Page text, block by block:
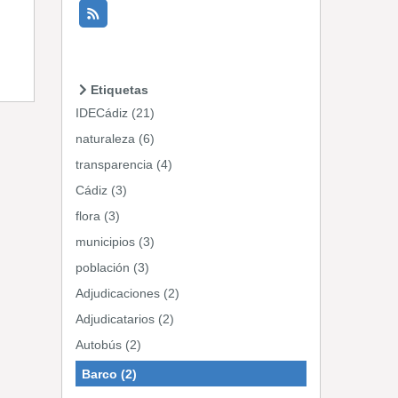
Etiquetas
IDECádiz (21)
naturaleza (6)
transparencia (4)
Cádiz (3)
flora (3)
municipios (3)
población (3)
Adjudicaciones (2)
Adjudicatarios (2)
Autobús (2)
Barco (2)